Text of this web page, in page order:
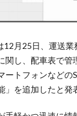
12月25日、運送業
関し、配車表で管
ートフォンなどの
」を追加したと発